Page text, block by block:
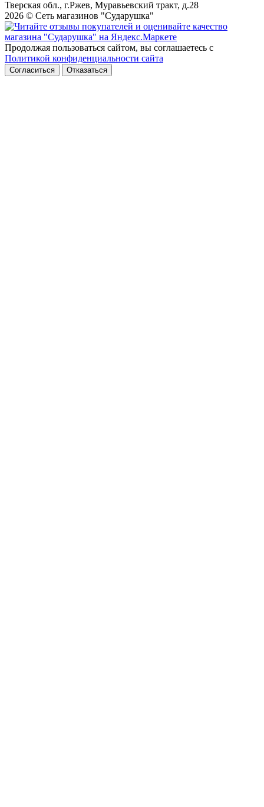
Тверская обл., г.Ржев, Муравьевский тракт, д.28
2026 © Сеть магазинов "Сударушка"
Продолжая пользоваться сайтом, вы соглашаетесь с
Политикой конфиденциальности сайта
Согласиться Отказаться